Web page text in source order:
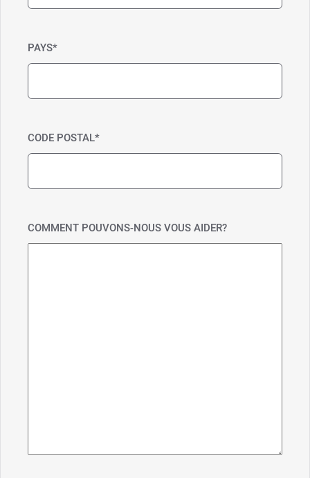
PAYS*
CODE POSTAL*
COMMENT POUVONS-NOUS VOUS AIDER?